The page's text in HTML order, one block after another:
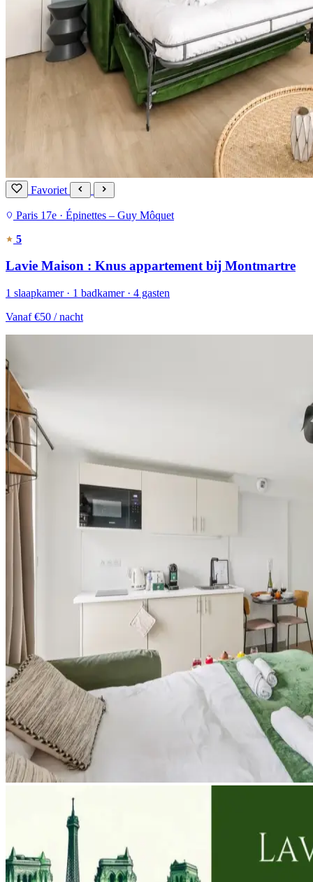
Favoriet
Paris 17e · Épinettes – Guy Môquet
5
Lavie Maison : Knus appartement bij Montmartre
1 slaapkamer · 1 badkamer · 4 gasten
Vanaf €50 / nacht